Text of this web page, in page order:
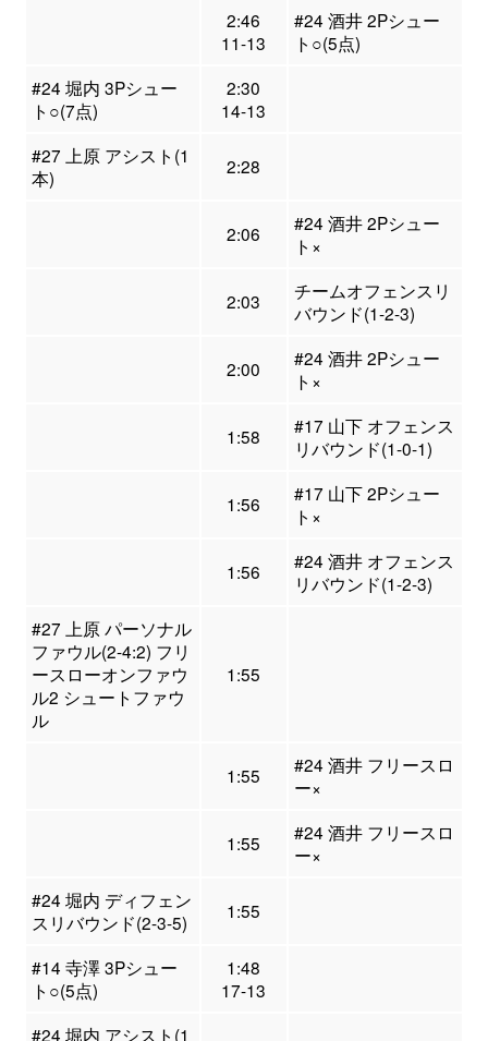
2:46
11-13
#24 酒井 2Pシュー
ト○(5点)
#24 堀内 3Pシュー
ト○(7点)
2:30
14-13
#27 上原 アシスト(1
本)
2:28
2:06
#24 酒井 2Pシュー
ト×
2:03
チームオフェンスリ
バウンド(1-2-3)
2:00
#24 酒井 2Pシュー
ト×
1:58
#17 山下 オフェンス
リバウンド(1-0-1)
1:56
#17 山下 2Pシュー
ト×
1:56
#24 酒井 オフェンス
リバウンド(1-2-3)
#27 上原 パーソナル
ファウル(2-4:2) フリ
ースローオンファウ
ル2 シュートファウ
ル
1:55
1:55
#24 酒井 フリースロ
ー×
1:55
#24 酒井 フリースロ
ー×
#24 堀内 ディフェン
スリバウンド(2-3-5)
1:55
#14 寺澤 3Pシュー
ト○(5点)
1:48
17-13
#24 堀内 アシスト(1